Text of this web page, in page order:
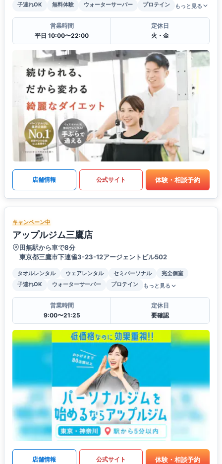
子連れOK
無料体験 ウォーターサーバー プロテイン もっと見る
営業時間
平日 10:00〜22:00
定休日
火・金
店舗情報 公式サイト 体験・相談予約
キャンペーン中
アップルジム三鷹店
田無駅から車で8分
東京都三鷹市下連雀3-23-12アージェントビル502
タオルレンタル ウェアレンタル セミパーソナル
完全個室
子連れOK
ウォーターサーバー プロテイン もっと見る
営業時間
9:00〜21:25
定休日
要確認
店舗情報 公式サイト 体験・相談予約